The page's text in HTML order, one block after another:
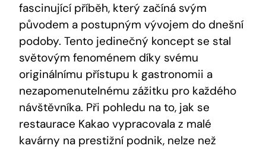
fascinující příběh,‍ který začíná svým‌
původem​ a postupným vývojem do⁤ dnešní
podoby. Tento jedinečný koncept se stal
světovým fenoménem ⁤díky‍ svému
originálnímu přístupu ⁣k gastronomii ‌a
nezapomenutelnému zážitku pro každého​
návštěvníka. Při pohledu⁤ na to, jak se⁣
restaurace Kakao⁢ vypracovala z malé
kavárny na⁣ prestižní podnik, nelze než